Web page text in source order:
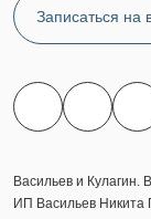
Записаться на
Васильев и
ИП Васильев